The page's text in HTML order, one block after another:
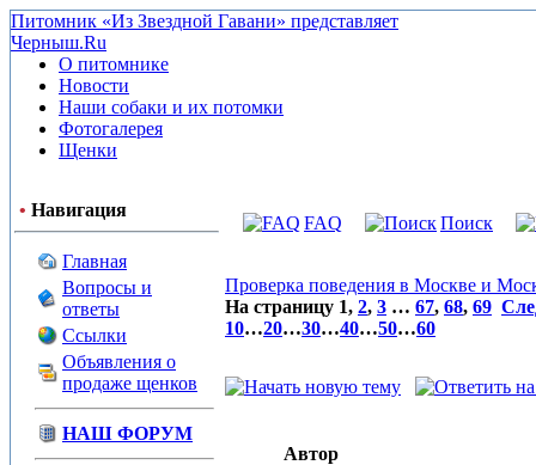
Питомник «Из Звездной Гавани» представляет
Черныш.Ru
О питомнике
Новости
Наши собаки и их потомки
Фотогалерея
Щенки
• Навигация
Главная
Вопросы и
ответы
Ссылки
Объявления о
продаже щенков
НАШ ФОРУМ
FAQ Поиск
Проверка поведения в Москве и
На страницу 1, 2, 3 … 67, 68, 69
10…20…30…40…50…60
Автор